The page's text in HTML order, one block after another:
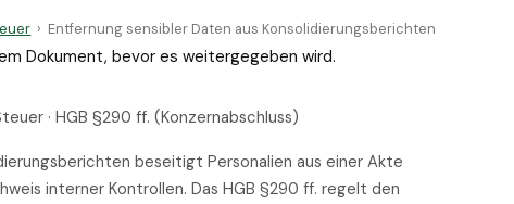
› Entfernung sensibler Daten aus Konsolidierungsberichten
Dokument, bevor es weitergegeben wird.
· HGB §290 ff. (Konzernabschluss)
beseitigt Personalien aus einer Akte
interner Kontrollen. Das HGB §290 ff. regelt den